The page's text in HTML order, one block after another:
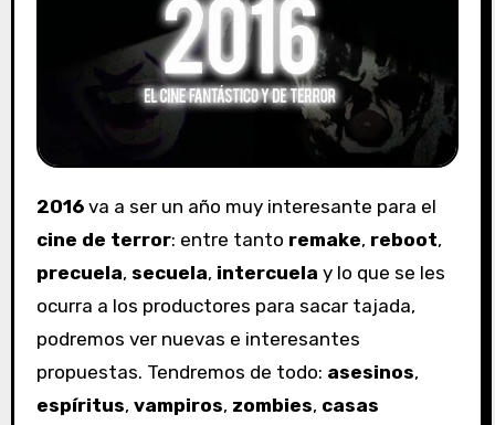
2016va a ser un año muy interesante para el
cine de terror: entre tanto remake, reboot,
precuela, secuela, intercuela y lo que se les
ocurra a los productores para sacar tajada,
podremos ver nuevas e interesantes
propuestas. Tendremos de todo: asesinos,
espíritus, vampiros, zombies, casas